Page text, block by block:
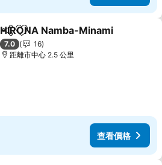
分享 放到收藏夾
HIRONA Namba-Minami
7.0
16
距離市中心 2.5 公里
查看價格